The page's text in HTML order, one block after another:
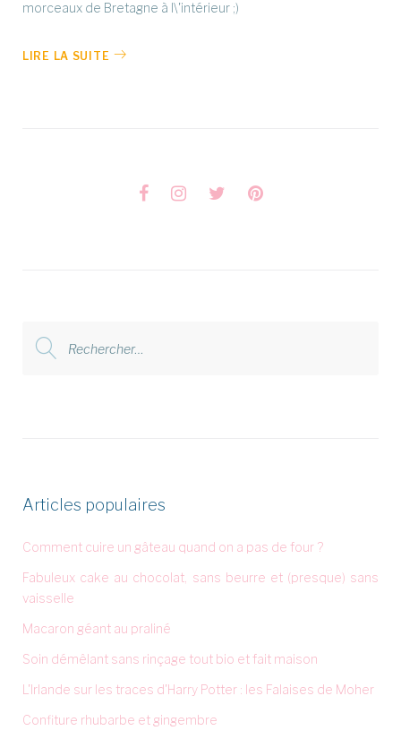
morceaux de Bretagne à l\'intérieur ;)
LIRE LA SUITE
Articles populaires
Comment cuire un gâteau quand on a pas de four ?
Fabuleux cake au chocolat, sans beurre et (presque) sans
vaisselle
Macaron géant au praliné
Soin démêlant sans rinçage tout bio et fait maison
L'Irlande sur les traces d'Harry Potter : les Falaises de Moher
Confiture rhubarbe et gingembre